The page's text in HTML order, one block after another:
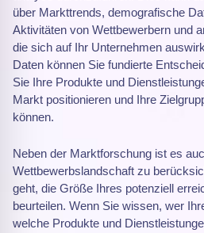
über Markttrends, demografische
Aktivitäten von Wettbewerbern und
die sich auf Ihr Unternehmen
Daten können Sie fundierte
Sie Ihre Produkte und
Markt positionieren und Ihre
können.
Neben der Marktforschung ist es
Wettbewerbslandschaft zu
geht, die Größe Ihres potenziell
beurteilen. Wenn Sie wissen, wer
welche Produkte und